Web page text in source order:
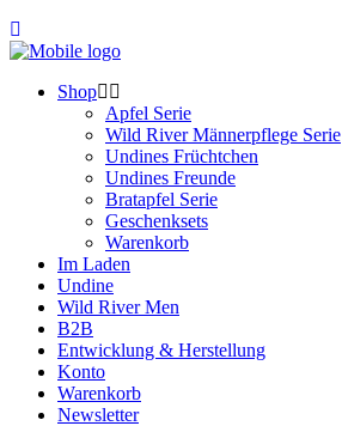
Shop
Apfel Serie
Wild River Männerpflege Serie
Undines Früchtchen
Undines Freunde
Bratapfel Serie
Geschenksets
Warenkorb
Im Laden
Undine
Wild River Men
B2B
Entwicklung & Herstellung
Konto
Warenkorb
Newsletter